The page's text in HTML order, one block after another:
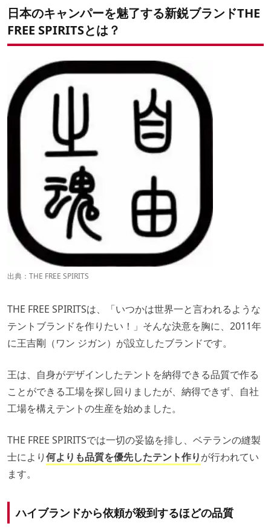
日本のキャンパーを魅了する新鋭ブランドTHE
FREE SPIRITSとは？
出典： THE FREE SPIRITS
THE FREE SPIRITSは、「いつかは世界一と言われるような
テントブランドを作りたい！」そんな決意を胸に、2011年
に王吉剛（ワン ジガン）が設立したブランドです。
王は、自身がデザインしたテントを納得できる品質で作る
ことができる工場を探し回りましたが、納得できず、自社
工場を構えテントの生産を始めました。
THE FREE SPIRITSでは一切の妥協を排し、ベテランの縫製
士により何よりも品質を優先したテント作りが行われてい
ます。
ハイブランドから依頼が殺到するほどの品質